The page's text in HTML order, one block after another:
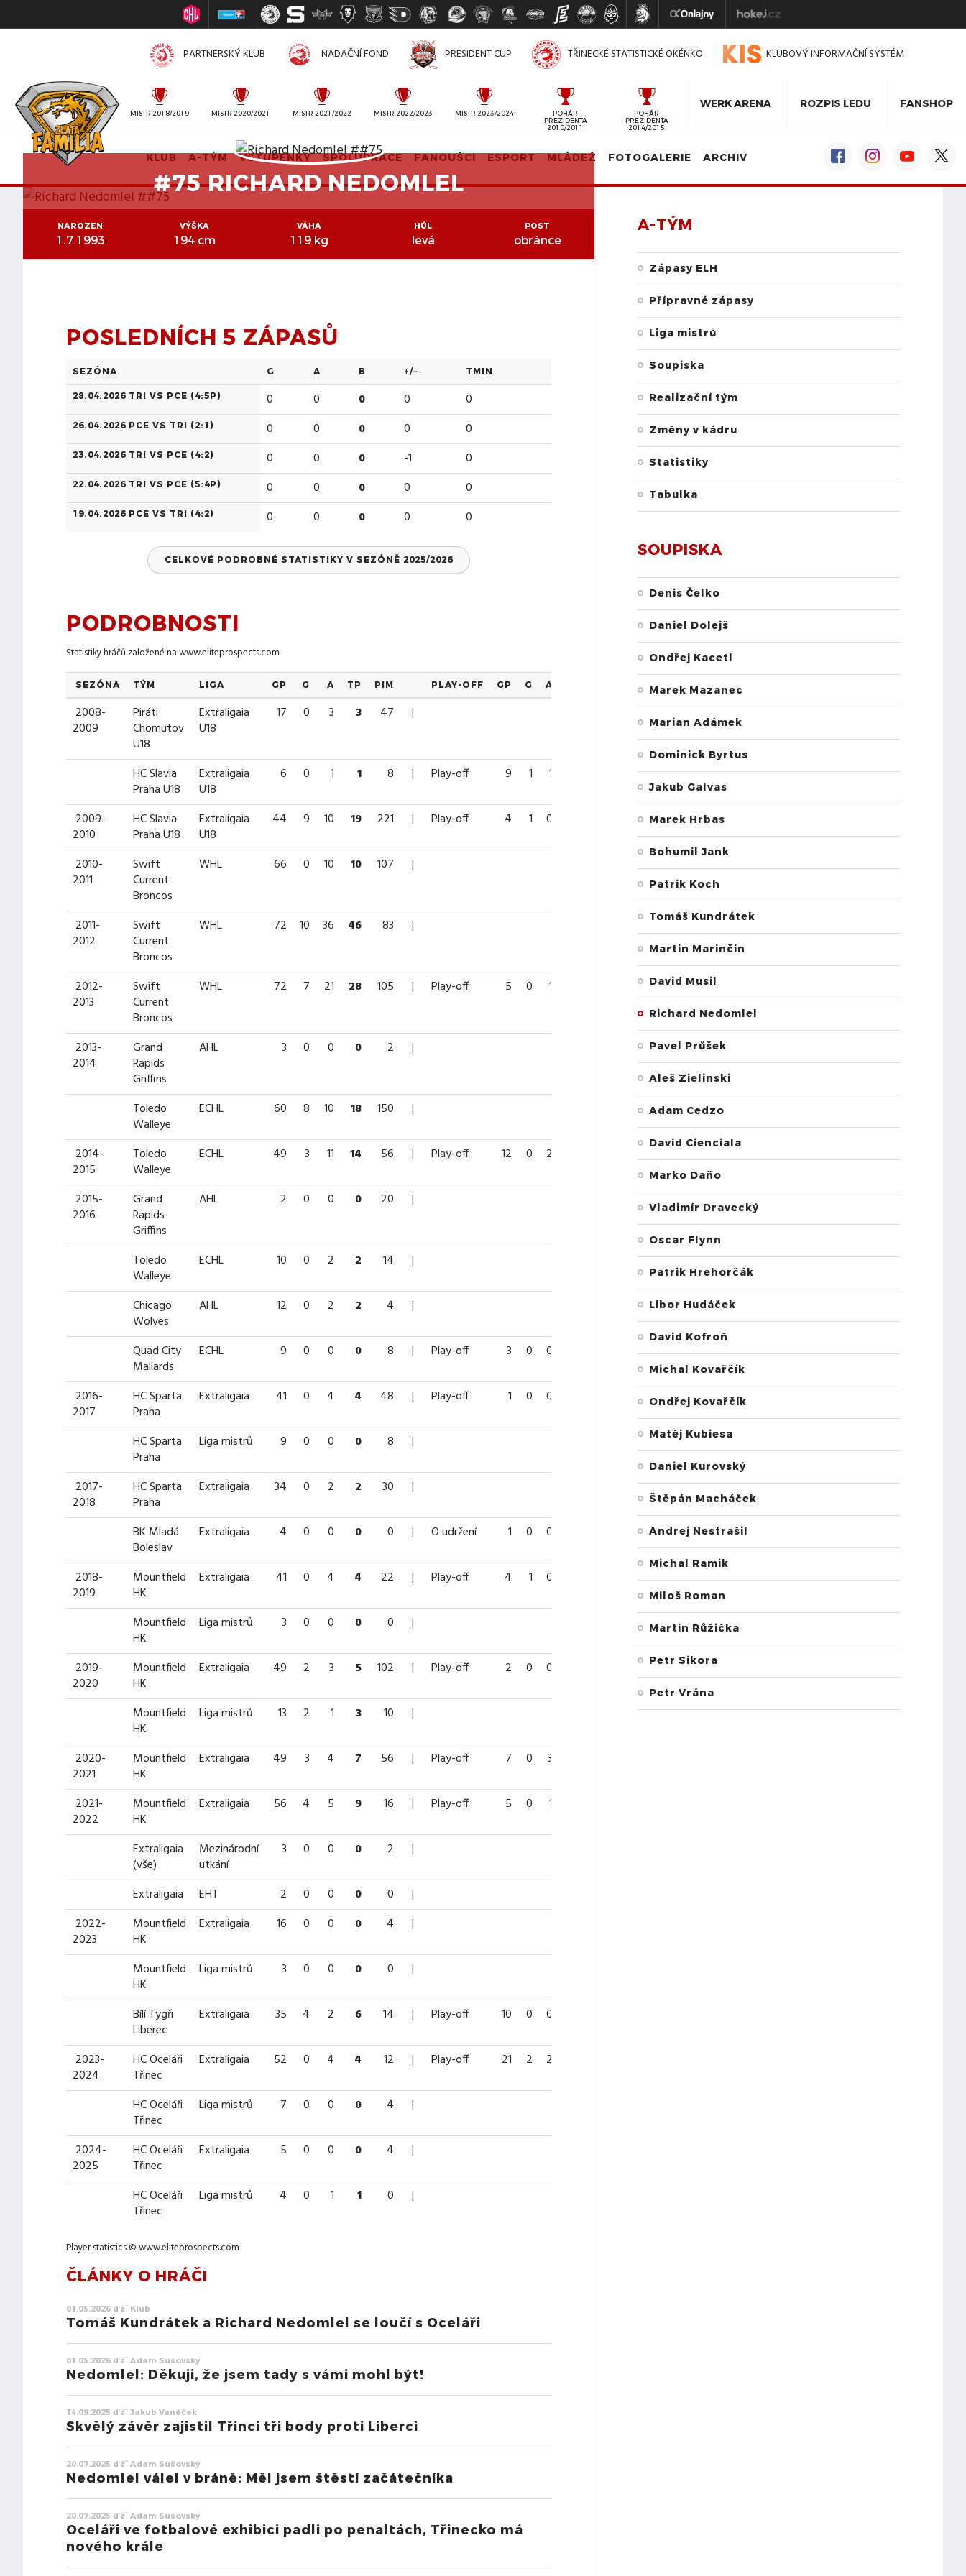
PARTNERSKÝ KLUB NADAČNÍ FOND PRESIDENT CUP TŘINECKÉ STATISTICKÉ OKÉNKO KLUBOVÝ INFORMAČNÍ SYSTÉM
MISTR 2010/2011 MISTR 2018/2019 MISTR 2020/2021 MISTR 2021/2022 MISTR 2022/2023 MISTR 2023/2024
POHÁR
PREZIDENTA
2010/2011
POHÁR
PREZIDENTA
2014/2015
WERK ARENA ROZPIS LEDU FANSHOP
KLUB A-TÝM VSTUPENKY SPOLUPRÁCE FANOUŠCI ESPORT MLÁDEŽ FOTOGALERIE ARCHIV
#75 RICHARD NEDOMLEL
NAROZEN
1.7.1993
VÝŠKA
194 cm
VÁHA
119 kg
HŮL
levá
POST
obránce
POSLEDNÍCH 5 ZÁPASŮ
SEZÓNA G A B +/− TMIN
28.04.2026 TRI VS PCE (4:5P) 0 0 0 0 0
26.04.2026 PCE VS TRI (2:1) 0 0 0 0 0
23.04.2026 TRI VS PCE (4:2) 0 0 0 -1 0
22.04.2026 TRI VS PCE (5:4P) 0 0 0 0 0
19.04.2026 PCE VS TRI (4:2) 0 0 0 0 0
CELKOVÉ PODROBNÉ STATISTIKY V SEZÓNĚ 2025/2026
PODROBNOSTI
Statistiky hráčů založené nawww.eliteprospects.com
SEZÓNA TÝM LIGA GP G A TP PIM PLAY-OFF GP G A
2008-
2009
Piráti
Chomutov
U18
Extraligaia
U18
17 0 3 3 47 |
HC Slavia
Praha U18
Extraligaia
U18
6 0 1 1 8 | Play-off 9 1 1
2009-
2010
HC Slavia
Praha U18
Extraligaia
U18
44 9 10 19 221 | Play-off 4 1 0
2010-
2011
Swift
Current
Broncos
WHL 66 0 10 10 107 |
2011-
2012
Swift
Current
Broncos
WHL 72 10 36 46 83 |
2012-
2013
Swift
Current
Broncos
WHL 72 7 21 28 105 | Play-off 5 0 1
2013-
2014
Grand
Rapids
Griffins
AHL 3 0 0 0 2 |
Toledo
Walleye
ECHL 60 8 10 18 150 |
2014-
2015
Toledo
Walleye
ECHL 49 3 11 14 56 | Play-off 12 0 2
2015-
2016
Grand
Rapids
Griffins
AHL 2 0 0 0 20 |
Toledo
Walleye
ECHL 10 0 2 2 14 |
Chicago
Wolves
AHL 12 0 2 2 4 |
Quad City
Mallards
ECHL 9 0 0 0 8 | Play-off 3 0 0
2016-
2017
HC Sparta
Praha
Extraligaia 41 0 4 4 48 | Play-off 1 0 0
HC Sparta
Praha
Liga mistrů 9 0 0 0 8 |
2017-
2018
HC Sparta
Praha
Extraligaia 34 0 2 2 30 |
BK Mladá
Boleslav
Extraligaia 4 0 0 0 0 | O udržení 1 0 0
2018-
2019
Mountfield
HK
Extraligaia 41 0 4 4 22 | Play-off 4 1 0
Mountfield
HK
Liga mistrů 3 0 0 0 0 |
2019-
2020
Mountfield
HK
Extraligaia 49 2 3 5 102 | Play-off 2 0 0
Mountfield
HK
Liga mistrů 13 2 1 3 10 |
2020-
2021
Mountfield
HK
Extraligaia 49 3 4 7 56 | Play-off 7 0 3
2021-
2022
Mountfield
HK
Extraligaia 56 4 5 9 16 | Play-off 5 0 1
Extraligaia
(vše)
Mezinárodní
utkání
3 0 0 0 2 |
Extraligaia EHT 2 0 0 0 0
|
2022-
2023
Mountfield
HK
Extraligaia 16 0 0 0 4 |
Mountfield
HK
Liga mistrů 3 0 0 0 0 |
Bílí Tygři
Liberec
Extraligaia 35 4 2 6 14 | Play-off 10 0 0
2023-
2024
HC Oceláři
Třinec
Extraligaia 52 0 4 4 12 | Play-off 21 2 2
HC Oceláři
Třinec
Liga mistrů 7 0 0 0 4 |
2024-
2025
HC Oceláři
Třinec
Extraligaia 5 0 0 0 4 |
HC Oceláři
Třinec
Liga mistrů 4 0 1 1 0 |
Player statistics ©www.eliteprospects.com
ČLÁNKY O HRÁČI
01.05.2026 ďż˝ Klub
Tomáš Kundrátek a Richard Nedomlel se loučí s Oceláři
01.05.2026 ďż˝ Adam Sušovský
Nedomlel: Děkuji, že jsem tady s vámi mohl být!
14.09.2025 ďż˝ Jakub Vaněček
Skvělý závěr zajistil Třinci tři body proti Liberci
20.07.2025 ďż˝ Adam Sušovský
Nedomlel válel v bráně: Měl jsem štěstí začátečníka
20.07.2025 ďż˝ Adam Sušovský
Oceláři ve fotbalové exhibici padli po penaltách, Třinecko má
nového krále
A-TÝM
Zápasy ELH
Přípravné zápasy
Liga mistrů
Soupiska
Realizační tým
Změny v kádru
Statistiky
Tabulka
SOUPISKA
Denis Čelko
Daniel Dolejš
Ondřej Kacetl
Marek Mazanec
Marian Adámek
Dominick Byrtus
Jakub Galvas
Marek Hrbas
Bohumil Jank
Patrik Koch
Tomáš Kundrátek
Martin Marinčin
David Musil
Richard Nedomlel
Pavel Průšek
Aleš Zielinski
Adam Cedzo
David Cienciala
Marko Daňo
Vladimír Dravecký
Oscar Flynn
Patrik Hrehorčák
Libor Hudáček
David Kofroň
Michal Kovařčík
Ondřej Kovařčík
Matěj Kubiesa
Daniel Kurovský
Štěpán Macháček
Andrej Nestrašil
Michal Ramik
Miloš Roman
Martin Růžička
Petr Sikora
Petr Vrána